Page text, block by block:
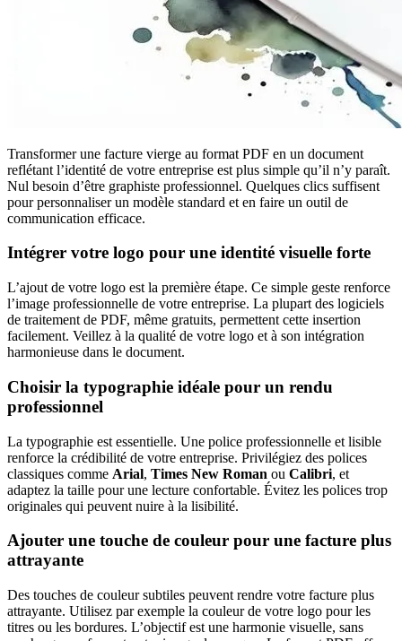
Transformer une facture vierge au format PDF en un document
reflétant l’identité de votre entreprise est plus simple qu’il n’y paraît.
Nul besoin d’être graphiste professionnel. Quelques clics suffisent
pour personnaliser un modèle standard et en faire un outil de
communication efficace.
Intégrer votre logo pour une identité visuelle forte
L’ajout de votre logo est la première étape. Ce simple geste renforce
l’image professionnelle de votre entreprise. La plupart des logiciels
de traitement de PDF, même gratuits, permettent cette insertion
facilement. Veillez à la qualité de votre logo et à son intégration
harmonieuse dans le document.
Choisir la typographie idéale pour un rendu
professionnel
La typographie est essentielle. Une police professionnelle et lisible
renforce la crédibilité de votre entreprise. Privilégiez des polices
classiques comme Arial, Times New Roman ou Calibri, et
adaptez la taille pour une lecture confortable. Évitez les polices trop
originales qui peuvent nuire à la lisibilité.
Ajouter une touche de couleur pour une facture plus
attrayante
Des touches de couleur subtiles peuvent rendre votre facture plus
attrayante. Utilisez par exemple la couleur de votre logo pour les
titres ou les bordures. L’objectif est une harmonie visuelle, sans